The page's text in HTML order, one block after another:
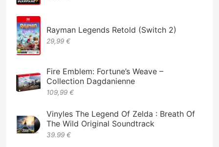
Rayman Legends Retold (Switch 2)
29,99 €
Fire Emblem: Fortune’s Weave –
Collection Dagdanienne
109,99 €
Vinyles The Legend Of Zelda : Breath Of
The Wild Original Soundtrack
39.99 €